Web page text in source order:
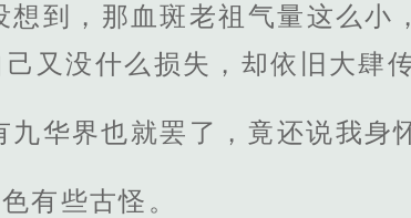
想到，那血斑老祖气量这么
又没什么损失，却依旧大肆
九华界也就罢了，竟还说我身
有些古怪。